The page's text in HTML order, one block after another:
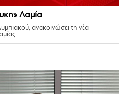
Λαμία
ανακοινώσει τη νέα